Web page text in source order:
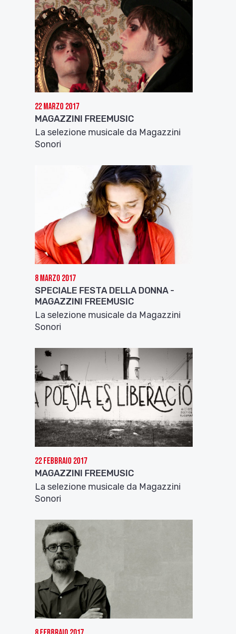
22 Marzo 2017
MAGAZZINI FREEMUSIC
La selezione musicale da Magazzini
Sonori
8 Marzo 2017
SPECIALE FESTA DELLA DONNA -
MAGAZZINI FREEMUSIC
La selezione musicale da Magazzini
Sonori
22 Febbraio 2017
MAGAZZINI FREEMUSIC
La selezione musicale da Magazzini
Sonori